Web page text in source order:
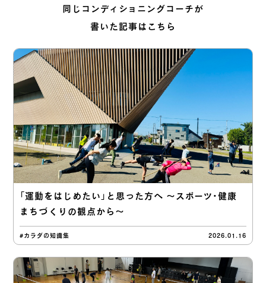
同じコンディショニングコーチが
書いた記事はこちら
「運動をはじめたい」と思った方へ 〜スポーツ・健康
まちづくりの観点から〜
#カラダの知識集 2026.01.16